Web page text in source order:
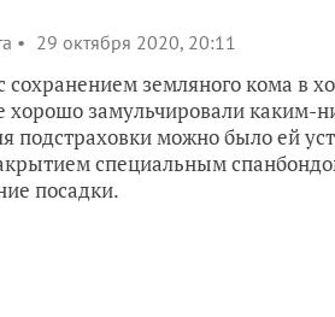
29 октября 2020, 20:11
земляного кома в
замульчировали каким-
подстраховки можно было ей
специальным
посадки.